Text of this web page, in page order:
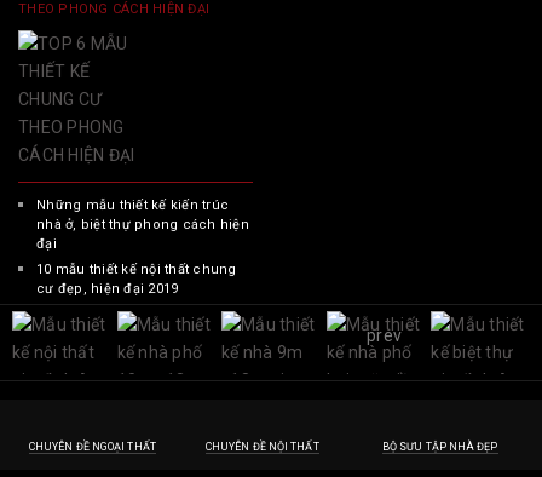
THEO PHONG CÁCH HIỆN ĐẠI
Những mẫu thiết kế kiến trúc
nhà ở, biệt thự phong cách hiện
đại
10 mẫu thiết kế nội thất chung
cư đẹp, hiện đại 2019
prev
CHUYÊN ĐỀ NGOẠI THẤT CHUYÊN ĐỀ NỘI THẤT BỘ SƯU TẬP NHÀ ĐẸP